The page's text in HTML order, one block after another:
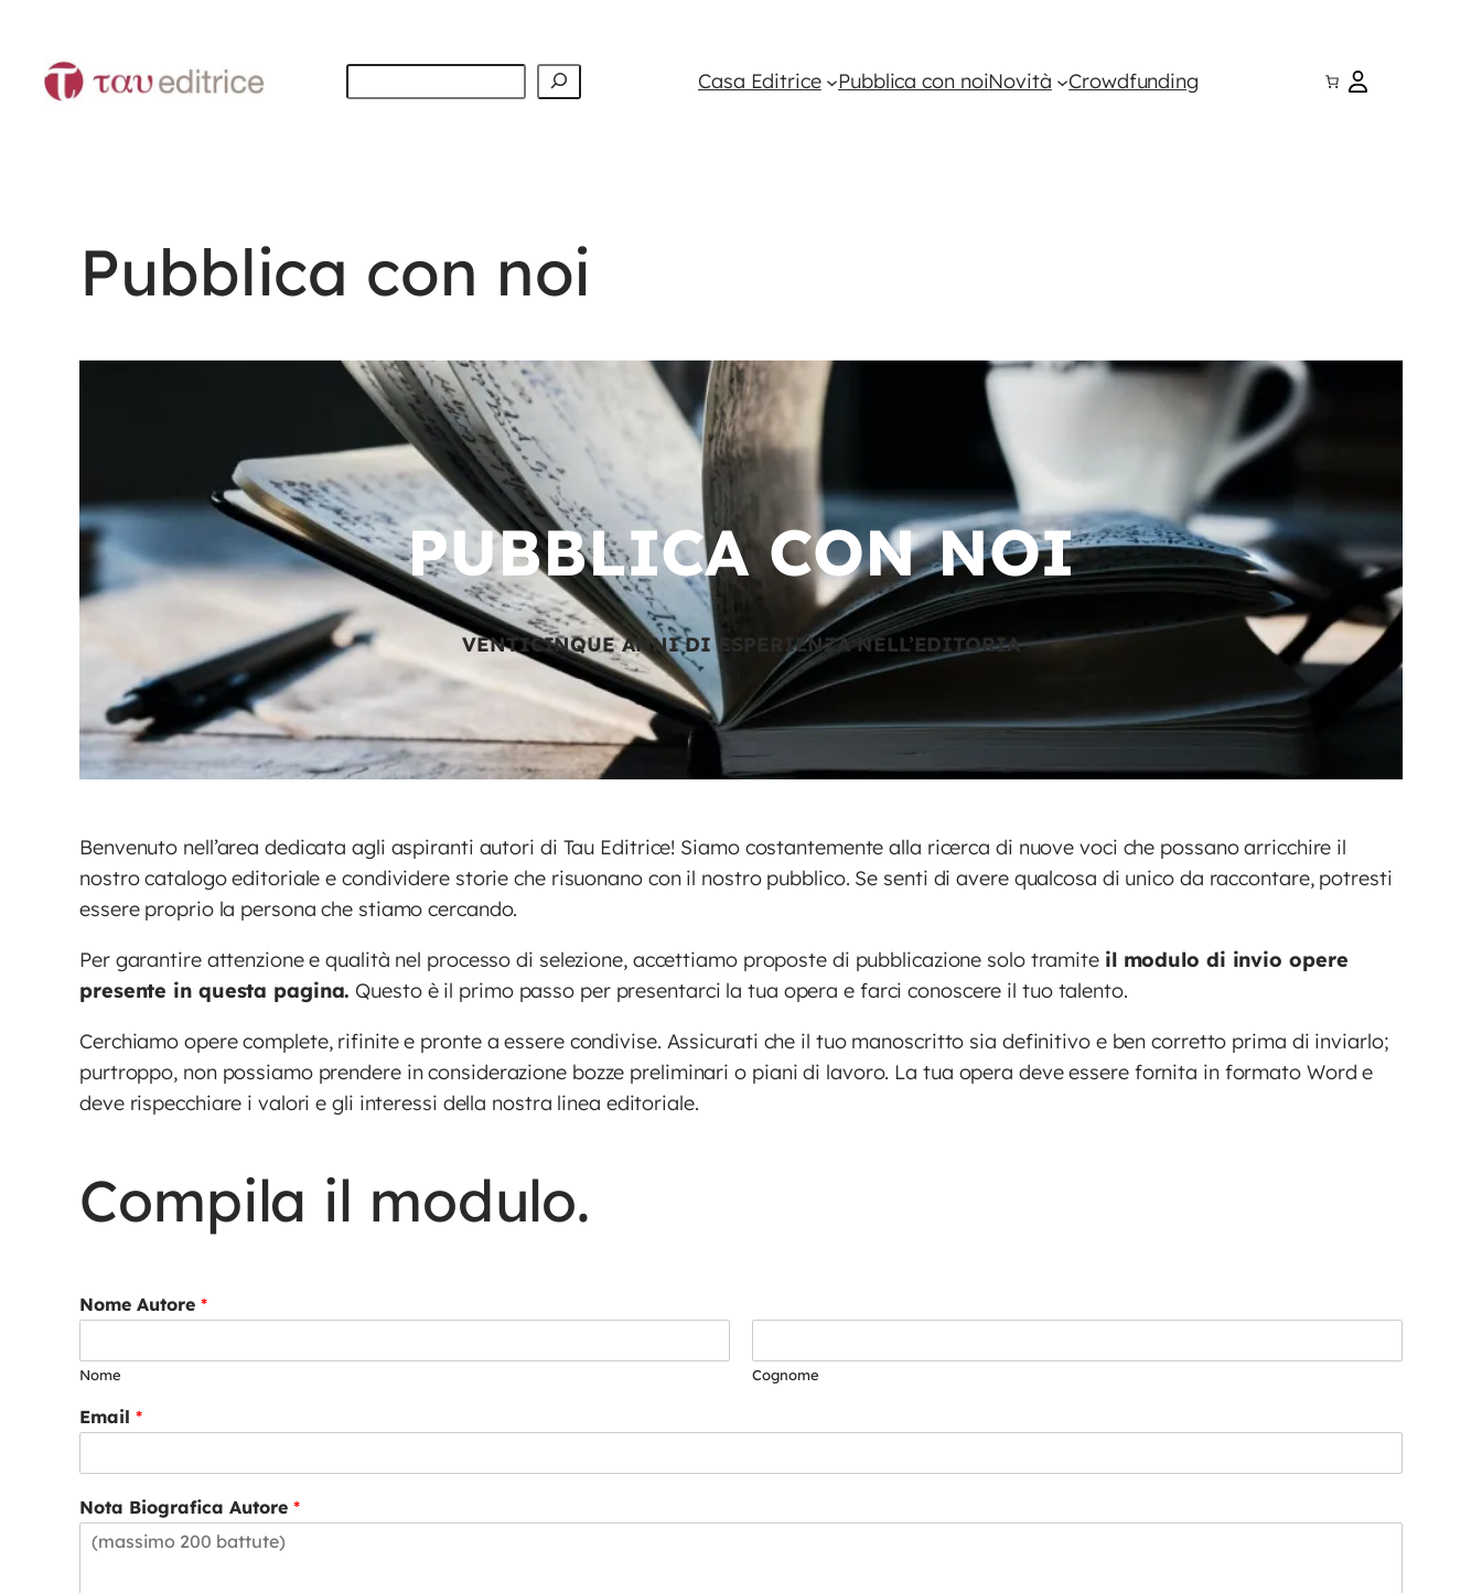
contenuto
Cerca Casa Editrice Pubblica con noiNovità Crowdfunding
Pubblica con noi
PUBBLICA CON NOI
VENTICINQUE ANNI DI ESPERIENZA NELL’EDITORIA
Benvenuto nell’area dedicata agli aspiranti autori di Tau Editrice! Siamo costantemente alla ricerca di nuove voci che possano arricchire il
nostro catalogo editoriale e condividere storie che risuonano con il nostro pubblico. Se senti di avere qualcosa di unico da raccontare, potresti
essere proprio la persona che stiamo cercando.
Per garantire attenzione e qualità nel processo di selezione, accettiamo proposte di pubblicazione solo tramite il modulo di invio opere
presente in questa pagina. Questo è il primo passo per presentarci la tua opera e farci conoscere il tuo talento.
Cerchiamo opere complete, rifinite e pronte a essere condivise. Assicurati che il tuo manoscritto sia definitivo e ben corretto prima di inviarlo;
purtroppo, non possiamo prendere in considerazione bozze preliminari o piani di lavoro. La tua opera deve essere fornita in formato Word e
deve rispecchiare i valori e gli interessi della nostra linea editoriale.
Compila il modulo.
Nome Autore *
Nome Cognome
Email *
Nota Biografica Autore *